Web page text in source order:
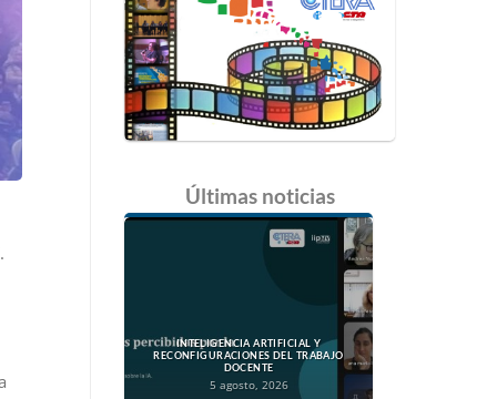
Últimas noticias
INTELIGENCIA ARTIFICIAL Y
RECONFIGURACIONES DEL TRABAJO
DOCENTE
5 agosto, 2026